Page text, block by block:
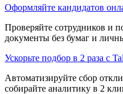
Оформляйте кандидатов
Проверяйте сотрудников и
документы без бумаг и
Ускорьте подбор в 2 раза с
Автоматизируйте сбор
собирайте аналитику в 2